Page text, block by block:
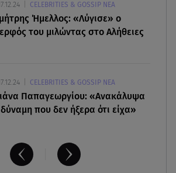
Τέλος στο «ψαλίδι» μετά την
CELEBRITIES & GOSSIP ΝΕΑ
Ήμελλος: «Λύγισε» ο
του μιλώντας στο Αλήθειες
CELEBRITIES & GOSSIP ΝΕΑ
Παπαγεωργίου: «Ανακάλυψα
που δεν ήξερα ότι είχα»